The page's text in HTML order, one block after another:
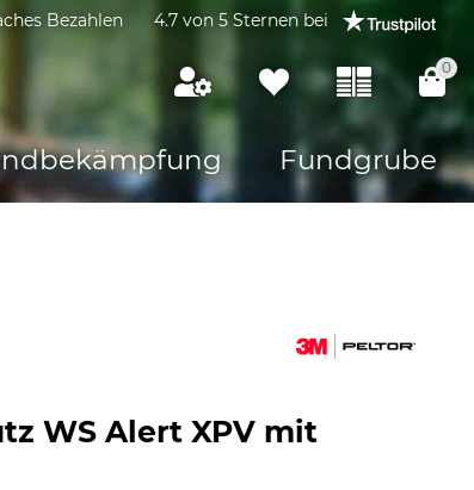
Bezahlen 4.7 von 5 Sternen bei
0
Fundgrube
WS Alert XPV mit